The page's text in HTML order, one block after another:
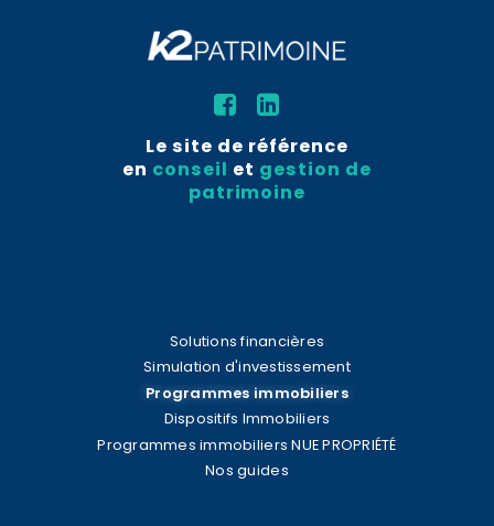
Le site de référence
en conseil et gestion de
patrimoine
Solutions financières
Simulation d'investissement
Programmes immobiliers
Dispositifs Immobiliers
Programmes immobiliers NUE PROPRIÉTÉ
Nos guides